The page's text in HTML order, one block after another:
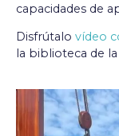
capacidades de
Disfrútalo vídeo
la biblioteca de